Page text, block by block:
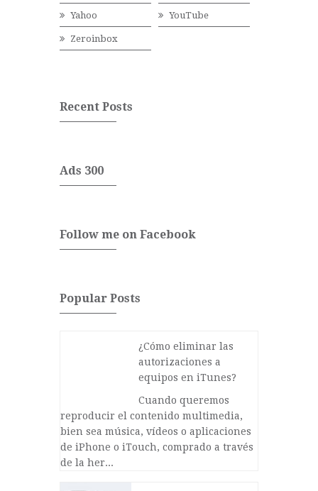
Yahoo YouTube
Zeroinbox
Recent Posts
Ads 300
Follow me on Facebook
Popular Posts
¿Cómo eliminar las
autorizaciones a
equipos en iTunes?
Cuando queremos
reproducir el contenido multimedia,
bien sea música, vídeos o aplicaciones
de iPhone o iTouch, comprado a través
de la her...